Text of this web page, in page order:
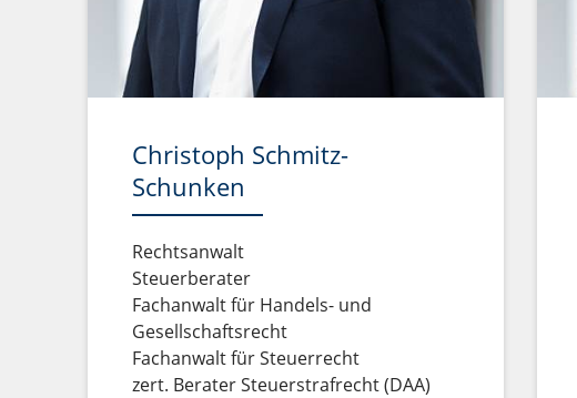
Christoph Schmitz-
Schunken
Rechtsanwalt
Steuerberater
Fachanwalt für Handels- und
Gesellschaftsrecht
Fachanwalt für Steuerrecht
zert. Berater Steuerstrafrecht (DAA)